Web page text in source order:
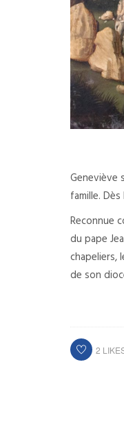
Geneviève
famille.
Reconnue
du pape
chapeliers,
de son
2